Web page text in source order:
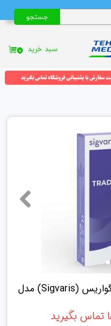
جستجو
۰ سبد خرید
جوراب واریس زیر زانو سیگواریس (Sigvaris) مدل
تماس بگیرید